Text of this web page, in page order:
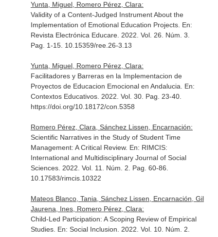
Yunta, Miguel, Romero Pérez, Clara:
Validity of a Content-Judged Instrument About the
Implementation of Emotional Education Projects. En:
Revista Electrónica Educare. 2022. Vol. 26. Núm. 3.
Pag. 1-15. 10.15359/ree.26-3.13
Yunta, Miguel, Romero Pérez, Clara:
Facilitadores y Barreras en la Implementacion de
Proyectos de Educacion Emocional en Andalucia. En:
Contextos Educativos. 2022. Vol. 30. Pag. 23-40.
https://doi.org/10.18172/con.5358
Romero Pérez, Clara, Sánchez Lissen, Encarnación:
Scientific Narratives in the Study of Student Time
Management: A Critical Review. En: RIMCIS:
International and Multidisciplinary Journal of Social
Sciences. 2022. Vol. 11. Núm. 2. Pag. 60-86.
10.17583/rimcis.10322
Mateos Blanco, Tania, Sánchez Lissen, Encarnación, Gil
Jaurena, Ines, Romero Pérez, Clara:
Child-Led Participation: A Scoping Review of Empirical
Studies. En: Social Inclusion . 2022. Vol. 10. Núm. 2.